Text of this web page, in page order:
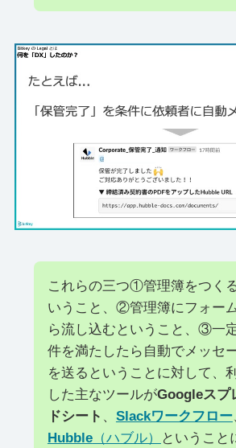
これらの三つ①管理簿をつく
いうこと、②管理簿にフォー
ら流し込むということ、③一
件を満たしたら自動でメッセ
を送るということに対して、
した主なツールがGoogleスプ
ドシート 、 Slackワークフロー
Hubble（ハブル）
ということ